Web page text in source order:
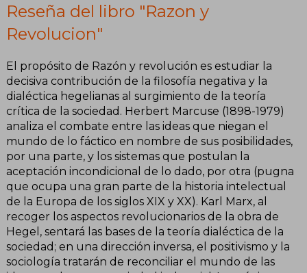
Reseña del libro "Razon y
Revolucion"
El propósito de Razón y revolución es estudiar la
decisiva contribución de la filosofía negativa y la
dialéctica hegelianas al surgimiento de la teoría
crítica de la sociedad. Herbert Marcuse (1898-1979)
analiza el combate entre las ideas que niegan el
mundo de lo fáctico en nombre de sus posibilidades,
por una parte, y los sistemas que postulan la
aceptación incondicional de lo dado, por otra (pugna
que ocupa una gran parte de la historia intelectual
de la Europa de los siglos XIX y XX). Karl Marx, al
recoger los aspectos revolucionarios de la obra de
Hegel, sentará las bases de la teoría dialéctica de la
sociedad; en una dirección inversa, el positivismo y la
sociología tratarán de reconciliar el mundo de las